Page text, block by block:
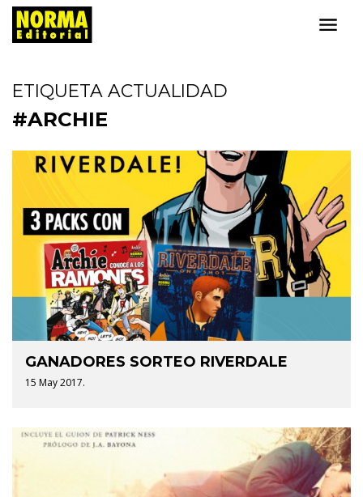
ETIQUETA ACTUALIDAD
#ARCHIE
GANADORES SORTEO RIVERDALE
15 May 2017.